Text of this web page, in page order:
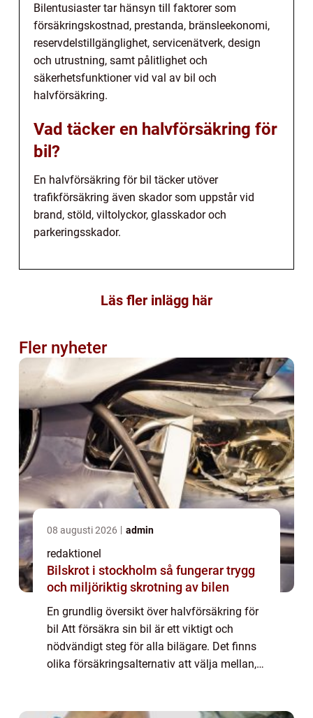
Bilentusiaster tar hänsyn till faktorer som
försäkringskostnad, prestanda, bränsleekonomi,
reservdelstillgänglighet, servicenätverk, design
och utrustning, samt pålitlighet och
säkerhetsfunktioner vid val av bil och
halvförsäkring.
Vad täcker en halvförsäkring för
bil?
En halvförsäkring för bil täcker utöver
trafikförsäkring även skador som uppstår vid
brand, stöld, viltolyckor, glasskador och
parkeringsskador.
Läs fler inlägg här
Fler nyheter
08 augusti 2026 admin
redaktionel
Bilskrot i stockholm så fungerar trygg
och miljöriktig skrotning av bilen
En grundlig översikt över halvförsäkring för
bil Att försäkra sin bil är ett viktigt och
nödvändigt steg för alla bilägare. Det finns
olika försäkringsalternativ att välja mellan,